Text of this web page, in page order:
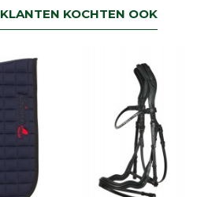
KLANTEN KOCHTEN OOK
-40 %